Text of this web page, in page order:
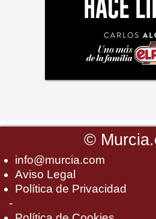
©
info@murcia.com
Aviso Legal
Política de Privacidad
-